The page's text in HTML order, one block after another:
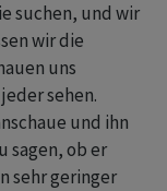
suchen, und wir
wir die
uns
sehen.
und ihn
sagen, ob er
sehr geringer